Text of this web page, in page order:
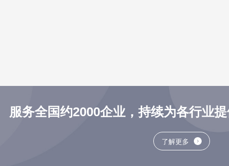
服务全国约2000企业，持续为各行业
了解更多